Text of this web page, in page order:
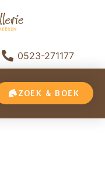
0523-271177
ZOEK & BOEK